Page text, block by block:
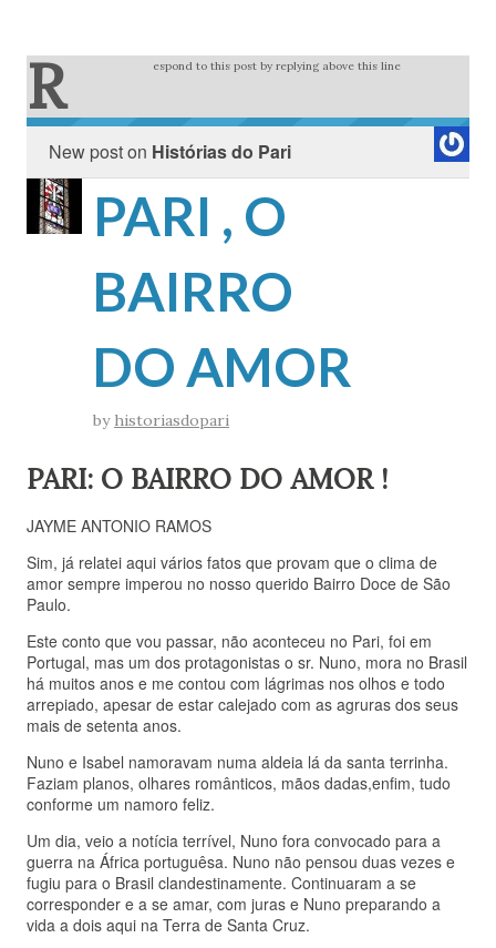
R espond to this post by replying above this line
New post on Histórias do Pari
PARI , O
BAIRRO
DO AMOR
by historiasdopari
PARI: O BAIRRO DO AMOR !
JAYME ANTONIO RAMOS
Sim, já relatei aqui vários fatos que provam que o clima de
amor sempre imperou no nosso querido Bairro Doce de São
Paulo.
Este conto que vou passar, não aconteceu no Pari, foi em
Portugal, mas um dos protagonistas o sr. Nuno, mora no Brasil
há muitos anos e me contou com lágrimas nos olhos e todo
arrepiado, apesar de estar calejado com as agruras dos seus
mais de setenta anos.
Nuno e Isabel namoravam numa aldeia lá da santa terrinha.
Faziam planos, olhares românticos, mãos dadas,enfim, tudo
conforme um namoro feliz.
Um dia, veio a notícia terrível, Nuno fora convocado para a
guerra na África portuguêsa. Nuno não pensou duas vezes e
fugiu para o Brasil clandestinamente. Continuaram a se
corresponder e a se amar, com juras e Nuno preparando a
vida a dois aqui na Terra de Santa Cruz.